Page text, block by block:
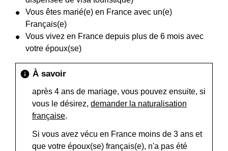
Vous êtes marié(e) en France avec un(e)
Français(e)
Vous vivez en France depuis plus de 6 mois avec
votre époux(se)
info À savoir
après 4 ans de mariage, vous pouvez ensuite, si
vous le désirez, demander la naturalisation
française.
Si vous avez vécu en France moins de 3 ans et
que votre époux(se) français(e), n'a pas été